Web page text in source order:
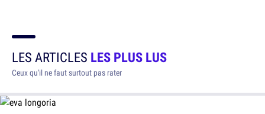
LES ARTICLES LES PLUS LUS
Ceux qu'il ne faut surtout pas rater